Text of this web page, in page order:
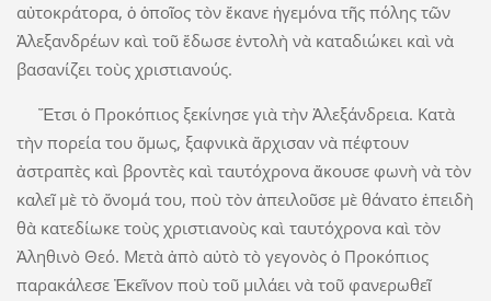
αὐτοκράτορα, ὁ ὁποῖος τὸν ἔκανε ἡγεμόνα τῆς πόλης τῶν
Ἀλεξανδρέων καὶ τοῦ ἔδωσε ἐντολὴ νὰ καταδιώκει καὶ νὰ
βασανίζει τοὺς χριστιανούς.
Ἔτσι ὁ Προκόπιος ξεκίνησε γιὰ τὴν Ἀλεξάνδρεια. Κατὰ
τὴν πορεία του ὅμως, ξαφνικὰ ἄρχισαν νὰ πέφτουν
ἀστραπὲς καὶ βροντὲς καὶ ταυτόχρονα ἄκουσε φωνὴ νὰ τὸν
καλεῖ μὲ τὸ ὄνομά του, ποὺ τὸν ἀπειλοῦσε μὲ θάνατο ἐπειδὴ
θὰ κατεδίωκε τοὺς χριστιανοὺς καὶ ταυτόχρονα καὶ τὸν
Ἀληθινὸ Θεό. Μετὰ ἀπὸ αὐτὸ τὸ γεγονὸς ὁ Προκόπιος
παρακάλεσε Ἐκεῖνον ποὺ τοῦ μιλάει νὰ τοῦ φανερωθεῖ